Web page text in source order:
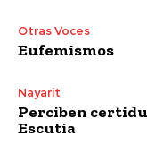
Otras Voces
Eufemismos
Nayarit
Perciben
Escutia